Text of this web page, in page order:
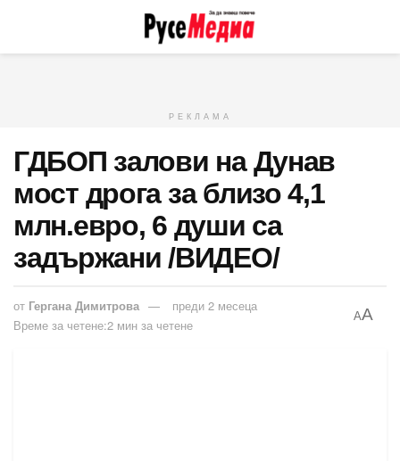
РЕКЛАМА
ГДБОП залови на Дунав
мост дрога за близо 4,1
млн.евро, 6 души са
задържани /ВИДЕО/
от Гергана Димитрова
преди 2 месеца
Време за четене:2 мин за четене
AA